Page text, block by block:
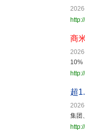
商
10%
超
集团、